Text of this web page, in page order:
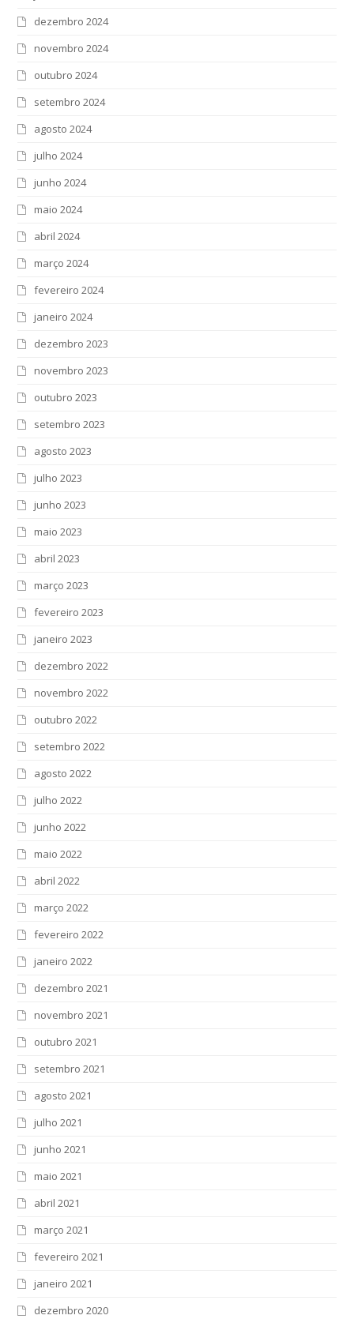
dezembro 2024
novembro 2024
outubro 2024
setembro 2024
agosto 2024
julho 2024
junho 2024
maio 2024
abril 2024
março 2024
fevereiro 2024
janeiro 2024
dezembro 2023
novembro 2023
outubro 2023
setembro 2023
agosto 2023
julho 2023
junho 2023
maio 2023
abril 2023
março 2023
fevereiro 2023
janeiro 2023
dezembro 2022
novembro 2022
outubro 2022
setembro 2022
agosto 2022
julho 2022
junho 2022
maio 2022
abril 2022
março 2022
fevereiro 2022
janeiro 2022
dezembro 2021
novembro 2021
outubro 2021
setembro 2021
agosto 2021
julho 2021
junho 2021
maio 2021
abril 2021
março 2021
fevereiro 2021
janeiro 2021
dezembro 2020